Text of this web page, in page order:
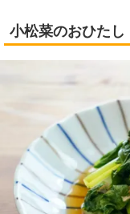
小松菜のおひたし